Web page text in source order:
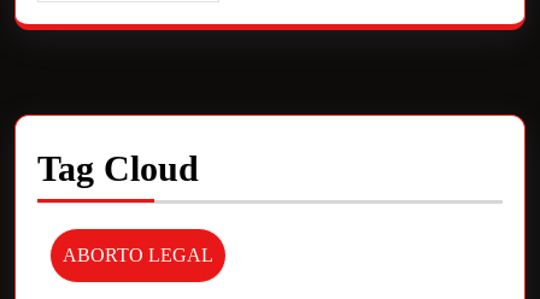
Tag Cloud
ABORTO LEGAL